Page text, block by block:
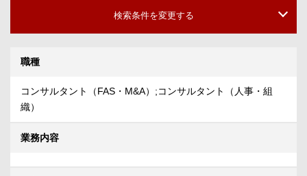
検索条件を変更する
職種
コンサルタント（FAS・M&A）;コンサルタント（人事・組
織）
業務内容